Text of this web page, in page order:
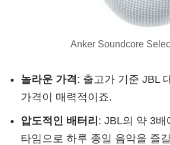
Anker Soundcore
놀라운 가격 : 출고가 기준 JBL
가격이 매력적이죠.
압도적인 배터리 : JBL의 약 3배
타임으로 하루 종일 음악을 즐